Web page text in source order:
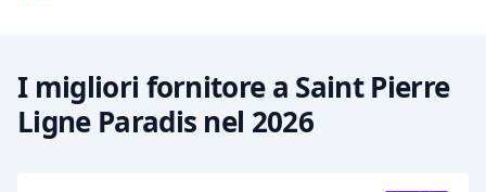
I migliori fornitore a Saint Pierre
Ligne Paradis nel 2026